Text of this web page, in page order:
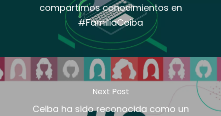
compartimos conocimientos en
#FamiliaCeiba
Next Post
Ceiba ha sido reconocida como un